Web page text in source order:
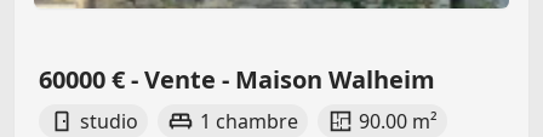
60000 € - Vente - Maison Walheim
studio 1 chambre
90.00 m²